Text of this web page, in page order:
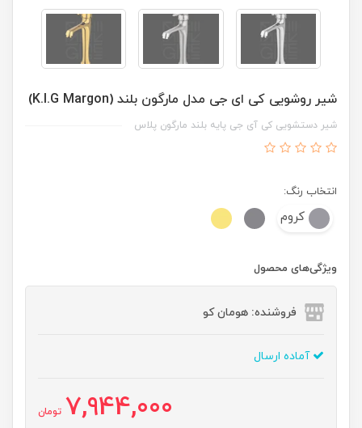
شیر روشویی کی ای جی مدل مارگون بلند (K.I.G Margon)
شیر دستشویی کی آی جی پایه بلند مارگون پلاس
انتخاب رنگ:
کروم
ویژگی‌های محصول
فروشنده: هومان کو
آماده ارسال
7,944,000 تومان